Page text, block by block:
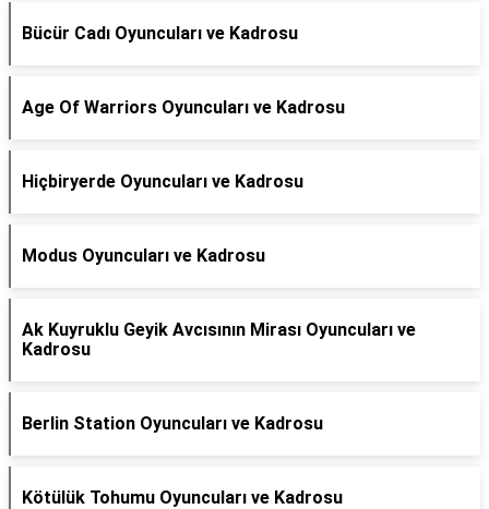
Bücür Cadı Oyuncuları ve Kadrosu
Age Of Warriors Oyuncuları ve Kadrosu
Hiçbiryerde Oyuncuları ve Kadrosu
Modus Oyuncuları ve Kadrosu
Ak Kuyruklu Geyik Avcısının Mirası Oyuncuları ve
Kadrosu
Berlin Station Oyuncuları ve Kadrosu
Kötülük Tohumu Oyuncuları ve Kadrosu